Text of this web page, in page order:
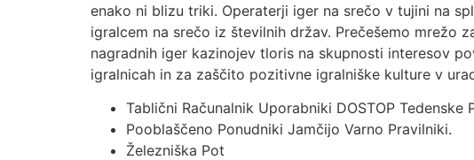
enako ni blizu triki. Operaterji iger na srečo v tujini na
igralcem na srečo iz številnih držav. Prečešemo mrežo
nagradnih iger kazinojev tloris na skupnosti interesov
igralnicah in za zaščito pozitivne igralniške kulture v
Tablični Računalnik Uporabniki DOSTOP
Pooblaščeno Ponudniki Jamčijo Varno Pravilniki.
Železniška Pot